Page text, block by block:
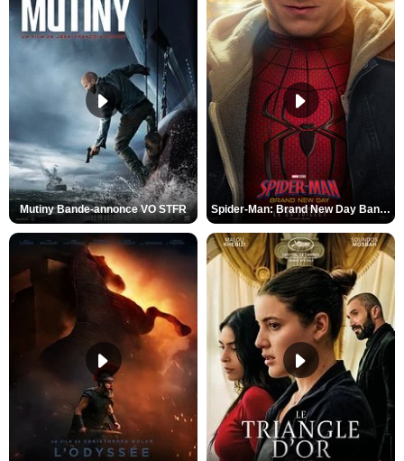
Mutiny Bande-annonce VO STFR Spider-Man: Brand New Day Bande-annonce VO STFR